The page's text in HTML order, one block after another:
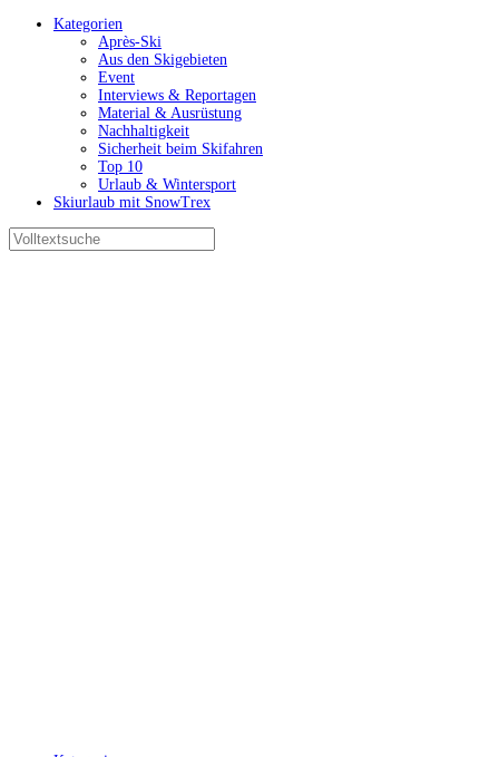
Kategorien
Après-Ski
Aus den Skigebieten
Event
Interviews & Reportagen
Material & Ausrüstung
Nachhaltigkeit
Sicherheit beim Skifahren
Top 10
Urlaub & Wintersport
Skiurlaub mit SnowTrex